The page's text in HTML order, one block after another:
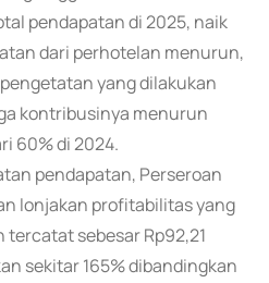
pendapatan di 2025, naik
dari perhotelan menurun,
yang dilakukan
kontribusinya menurun
60% di 2024.
pendapatan, Perseroan
lonjakan profitabilitas yang
sebesar Rp92,21
sekitar 165% dibandingkan